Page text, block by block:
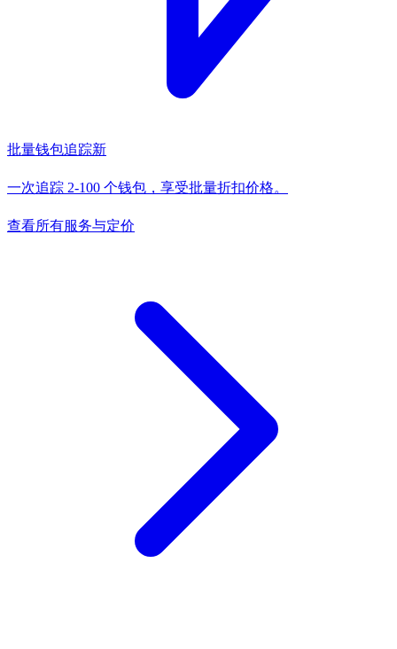
批量钱包追踪新
一次追踪 2-100 个钱包，享受批量折扣价格。
查看所有服务与定价